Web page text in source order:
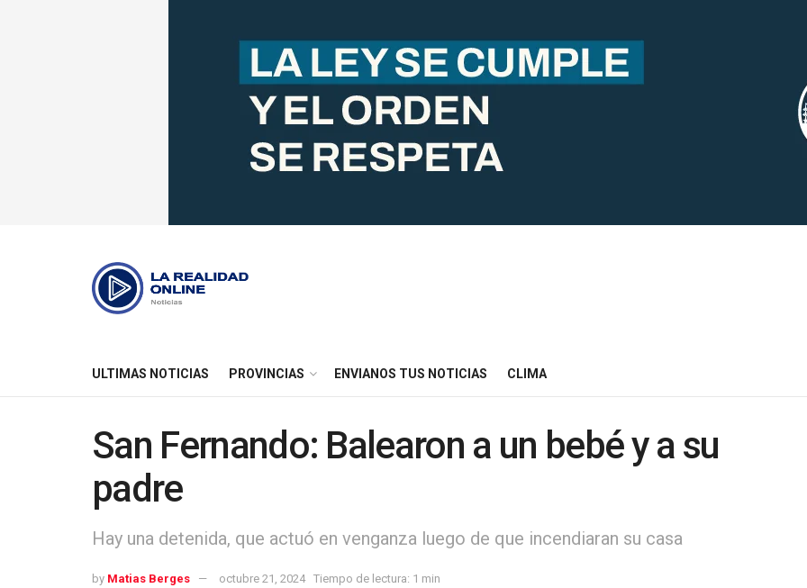
ULTIMAS NOTICIAS PROVINCIAS ENVIANOS TUS NOTICIAS CLIMA
San Fernando: Balearon a un bebé y a su
padre
Hay una detenida, que actuó en venganza luego de que incendiaran su casa
by Matias Berges octubre 21, 2024 Tiempo de lectura: 1 min